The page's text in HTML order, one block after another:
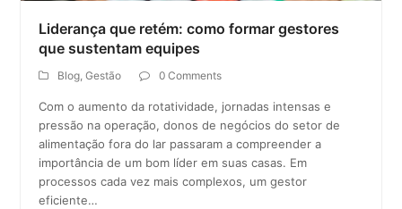
Liderança que retém: como formar gestores
que sustentam equipes
Blog,Gestão 0 Comments
Com o aumento da rotatividade, jornadas intensas e
pressão na operação, donos de negócios do setor de
alimentação fora do lar passaram a compreender a
importância de um bom líder em suas casas. Em
processos cada vez mais complexos, um gestor
eficiente…